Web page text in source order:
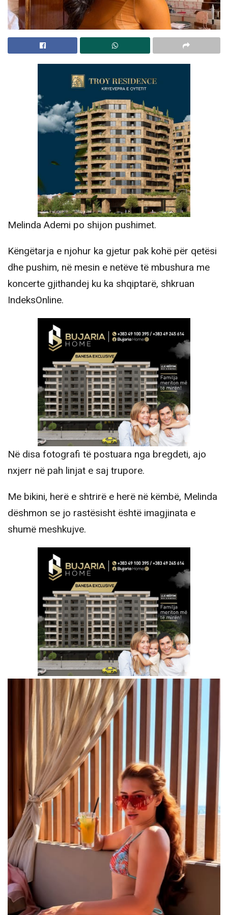
Melinda Ademi po shijon pushimet.
Këngëtarja e njohur ka gjetur pak kohë për qetësi
dhe pushim, në mesin e netëve të mbushura me
koncerte gjithandej ku ka shqiptarë, shkruan
IndeksOnline.
Në disa fotografi të postuara nga bregdeti, ajo
nxjerr në pah linjat e saj trupore.
Me bikini, herë e shtrirë e herë në këmbë, Melinda
dëshmon se jo rastësisht është imagjinata e
shumë meshkujve.